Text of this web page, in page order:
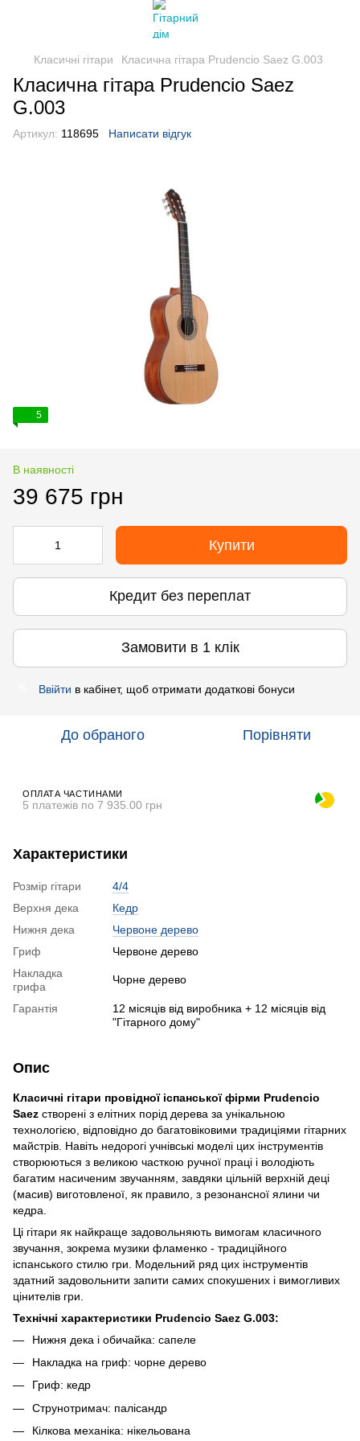
Класичні гітари Класична гітара Prudencio Saez G.003
Класична гітара Prudencio Saez
G.003
Артикул: 118695 Написати відгук
5
В наявності
39 675 грн
Купити
Кредит без переплат
Замовити в 1 клік
Ввійти в кабінет, щоб отримати додаткові бонуси
До обраного Порівняти
ОПЛАТА ЧАСТИНАМИ
5 платежів по 7 935.00 грн
Характеристики
Розмір гітари
4/4
Верхня дека
Кедр
Нижня дека
Червоне дерево
Гриф
Червоне дерево
Накладка
грифа
Чорне дерево
Гарантія
12 місяців від виробника + 12 місяців від
"Гітарного дому"
Опис
Класичні гітари провідної іспанської фірми Prudencio
Saez створені з елітних порід дерева за унікальною
технологією, відповідно до багатовіковими традиціями гітарних
майстрів. Навіть недорогі учнівські моделі цих інструментів
створюються з великою часткою ручної праці і володіють
багатим насиченим звучанням, завдяки цільній верхній деці
(масив) виготовленої, як правило, з резонансної ялини чи
кедра.
Ці гітари як найкраще задовольняють вимогам класичного
звучання, зокрема музики фламенко - традиційного
іспанського стилю гри. Модельний ряд цих інструментів
здатний задовольнити запити самих спокушених і вимогливих
цінителів гри.
Технічні характеристики Prudencio Saez G.003:
Нижня дека і обичайка: сапеле
Накладка на гриф: чорне дерево
Гриф: кедр
Струнотримач: палісандр
Кілкова механіка: нікельована